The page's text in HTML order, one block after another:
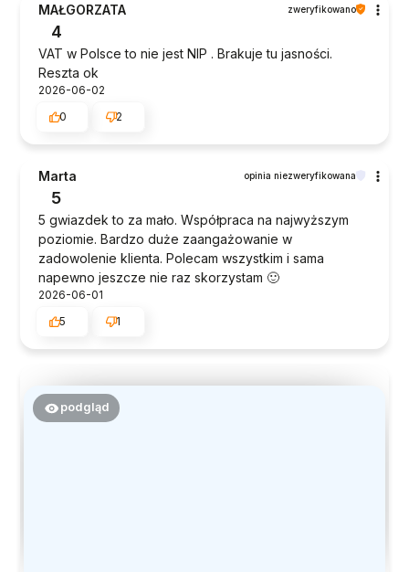
MAŁGORZATA zweryfikowano
4
VAT w Polsce to nie jest NIP . Brakuje tu jasności.
Reszta ok
2026-06-02
0
2
Marta opinia niezweryfikowana
5
5 gwiazdek to za mało. Współpraca na najwyższym
poziomie. Bardzo duże zaangażowanie w
zadowolenie klienta. Polecam wszystkim i sama
napewno jeszcze nie raz skorzystam 🙂
2026-06-01
5
1
podgląd